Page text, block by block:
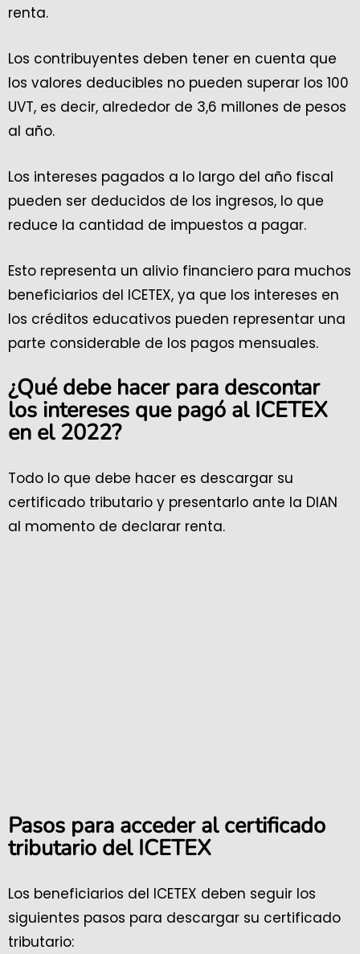
renta.
Los contribuyentes deben tener en cuenta que
los valores deducibles no pueden superar los 100
UVT, es decir, alrededor de 3,6 millones de pesos
al año.
Los intereses pagados a lo largo del año fiscal
pueden ser deducidos de los ingresos, lo que
reduce la cantidad de impuestos a pagar.
Esto representa un alivio financiero para muchos
beneficiarios del ICETEX, ya que los intereses en
los créditos educativos pueden representar una
parte considerable de los pagos mensuales.
¿Qué debe hacer para descontar
los intereses que pagó al ICETEX
en el 2022?
Todo lo que debe hacer es descargar su
certificado tributario y presentarlo ante la DIAN
al momento de declarar renta.
Pasos para acceder al certificado
tributario del ICETEX
Los beneficiarios del ICETEX deben seguir los
siguientes pasos para descargar su certificado
tributario: